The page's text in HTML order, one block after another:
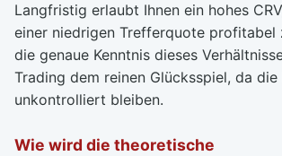
Langfristig erlaubt Ihnen ein hohes
einer niedrigen Trefferquote profitabel
die genaue Kenntnis dieses
Trading dem reinen Glücksspiel, da die
unkontrolliert bleiben.
Wie wird die theoretische